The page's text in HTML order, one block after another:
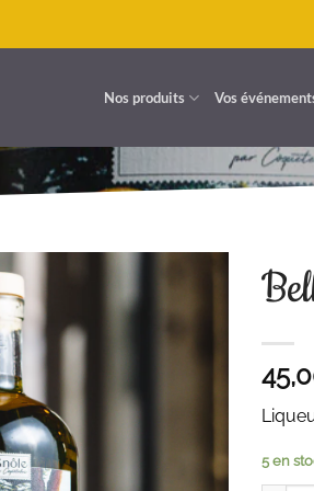
Nos produits Vos
AJOUTER À LA LISTE D'ENVIES
5 en